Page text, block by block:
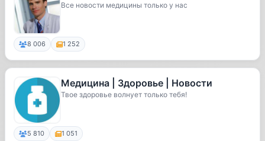
Все новости медицины только у нас
8 006 1 252
Медицина | Здоровье | Новости
Твое здоровье волнует только тебя!
5 810 1 051